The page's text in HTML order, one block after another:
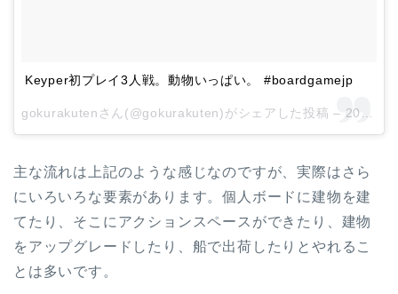
Keyper初プレイ3人戦。動物いっぱい。 #boardgamejp
gokurakutenさん(@gokurakuten)がシェアした投稿 – 2017 10月 21 11:58午後 PDT
主な流れは上記のような感じなのですが、実際はさら
にいろいろな要素があります。個人ボードに建物を建
てたり、そこにアクションスペースができたり、建物
をアップグレードしたり、船で出荷したりとやれるこ
とは多いです。